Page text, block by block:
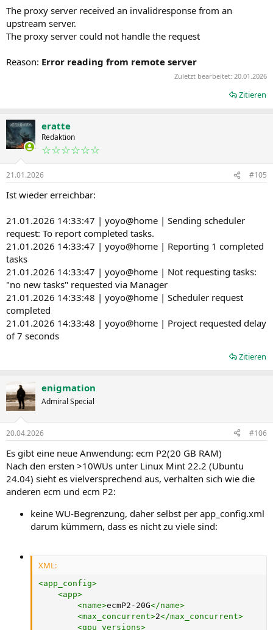
The proxy server received an invalidresponse from an
upstream server.
The proxy server could not handle the request
Reason: Error reading from remote server
Zuletzt bearbeitet: 20.01.2026
Zitieren
eratte
Redaktion
☆☆☆☆☆☆
21.01.2026 #105
Ist wieder erreichbar:
21.01.2026 14:33:47 | yoyo@home | Sending scheduler
request: To report completed tasks.
21.01.2026 14:33:47 | yoyo@home | Reporting 1 completed
tasks
21.01.2026 14:33:47 | yoyo@home | Not requesting tasks:
"no new tasks" requested via Manager
21.01.2026 14:33:48 | yoyo@home | Scheduler request
completed
21.01.2026 14:33:48 | yoyo@home | Project requested delay
of 7 seconds
Zitieren
enigmation
Admiral Special
20.04.2026 #106
Es gibt eine neue Anwendung: ecm P2(20 GB RAM)
Nach den ersten >10WUs unter Linux Mint 22.2 (Ubuntu
24.04) sieht es vielversprechend aus, verhalten sich wie die
anderen ecm und ecm P2:
keine WU-Begrenzung, daher selbst per app_config.xml
darum kümmern, dass es nicht zu viele sind:
XML:
<app_config>
<app>
<name>ecmP2-20G</name>
<max_concurrent>2</max_concurrent>
<gpu_versions>